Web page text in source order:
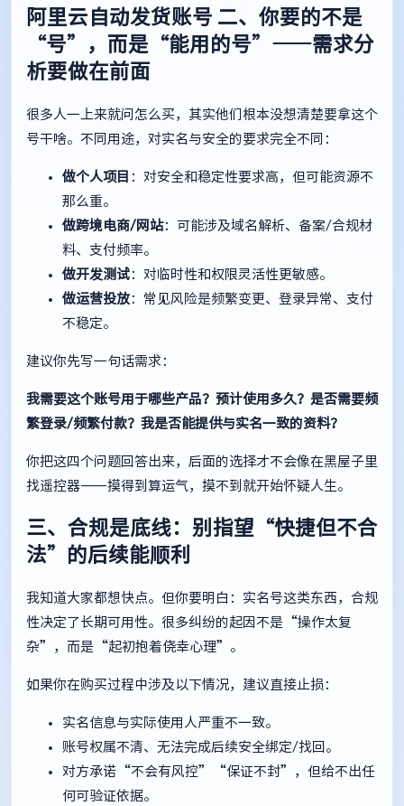
阿里云自动发货账号 二、你要的不是
“号”，而是“能用的号”——需求分
析要做在前面
很多人一上来就问怎么买，其实他们根本没想清楚要拿这个
号干啥。不同用途，对实名与安全的要求完全不同：
做个人项目 ：对安全和稳定性要求高，但可能资源不
那么重。
做跨境电商/网站：可能涉及域名解析、备案/合规材
料、支付频率。
做开发测试 ：对临时性和权限灵活性更敏感。
做运营投放 ：常见风险是频繁变更、登录异常、支付
不稳定。
建议你先写一句话需求：
我需要这个账号用于哪些产品？预计使用多久？是否需要频
繁登录/频繁付款？我是否能提供与实名一致的资料？
你把这四个问题回答出来，后面的选择才不会像在黑屋子里
找遥控器——摸得到算运气，摸不到就开始怀疑人生。
三、合规是底线：别指望“快捷但不合
法”的后续能顺利
我知道大家都想快点。但你要明白：实名号这类东西，合规
性决定了长期可用性。很多纠纷的起因不是“操作太复
杂”，而是“起初抱着侥幸心理”。
如果你在购买过程中涉及以下情况，建议直接止损：
实名信息与实际使用人严重不一致。
账号权属不清、无法完成后续安全绑定/找回。
对方承诺“不会有风控”“保证不封”，但给不出任
何可验证依据。